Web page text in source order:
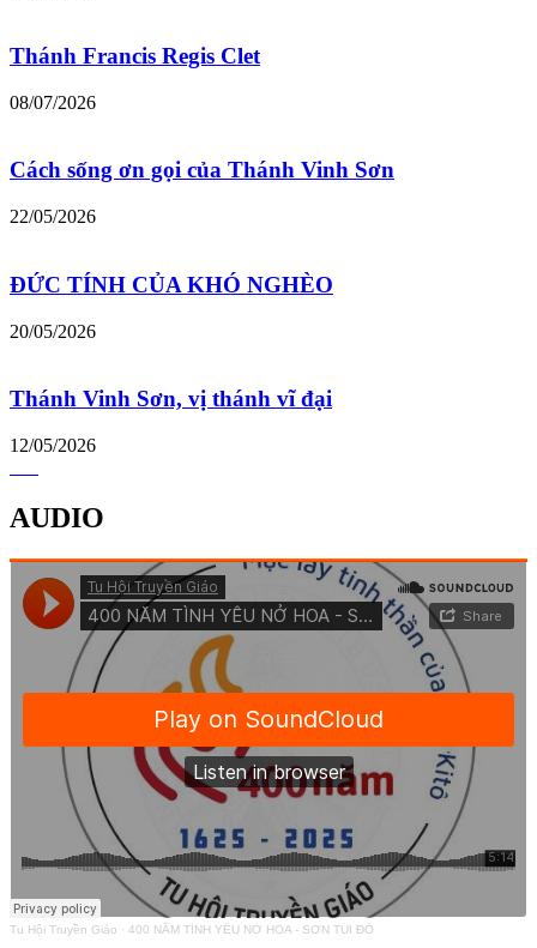
Thánh Francis Regis Clet
08/07/2026
Cách sống ơn gọi của Thánh Vinh Sơn
22/05/2026
ĐỨC TÍNH CỦA KHÓ NGHÈO
20/05/2026
Thánh Vinh Sơn, vị thánh vĩ đại
12/05/2026
AUDIO
Tu Hội Truyền Giáo · 400 NĂM TÌNH YÊU NỞ HOA - SƠN TÚI ĐỎ